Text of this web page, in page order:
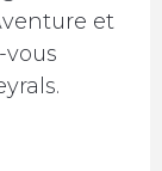
et
vous